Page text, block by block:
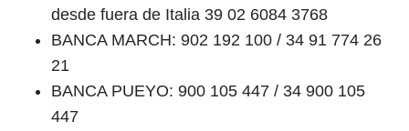
desde fuera de Italia 39 02 6084 3768
BANCA MARCH: 902 192 100 / 34 91 774 26
21
BANCA PUEYO: 900 105 447 / 34 900 105
447